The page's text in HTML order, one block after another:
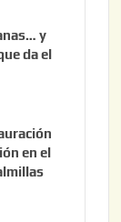
y
da el
en el